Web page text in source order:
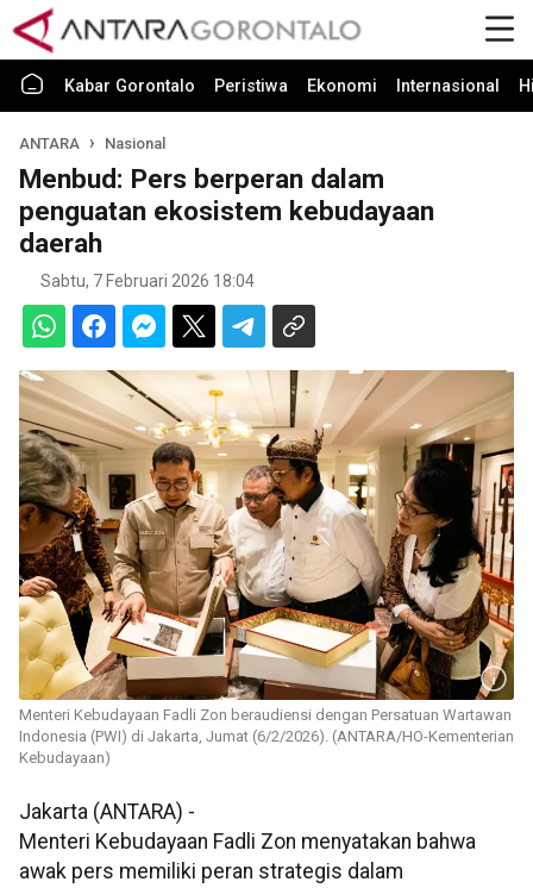
Kabar Gorontalo Peristiwa Ekonomi Internasional
ANTARA Nasional
Menbud: Pers berperan dalam
penguatan ekosistem kebudayaan
daerah
Sabtu, 7 Februari 2026 18:04
Menteri Kebudayaan Fadli Zon beraudiensi dengan Persatuan Wartawan
Indonesia (PWI) di Jakarta, Jumat (6/2/2026). (ANTARA/HO-Kementerian
Kebudayaan)
Jakarta (ANTARA) -
Menteri Kebudayaan Fadli Zon menyatakan bahwa
awak pers memiliki peran strategis dalam